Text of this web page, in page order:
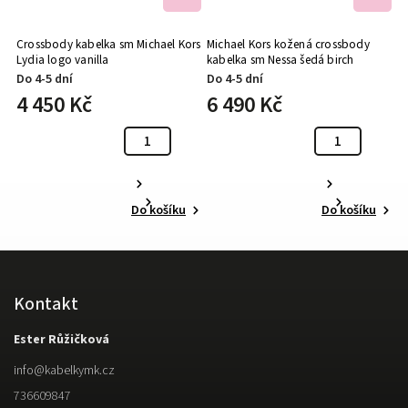
Crossbody kabelka sm Michael Kors
Lydia logo vanilla
Do 4-5 dní
4 450 Kč
Do košíku
Michael Kors kožená crossbody
kabelka sm Nessa šedá birch
Do 4-5 dní
6 490 Kč
Do košíku
Kontakt
Ester Růžičková
info@kabelkymk.cz
736609847